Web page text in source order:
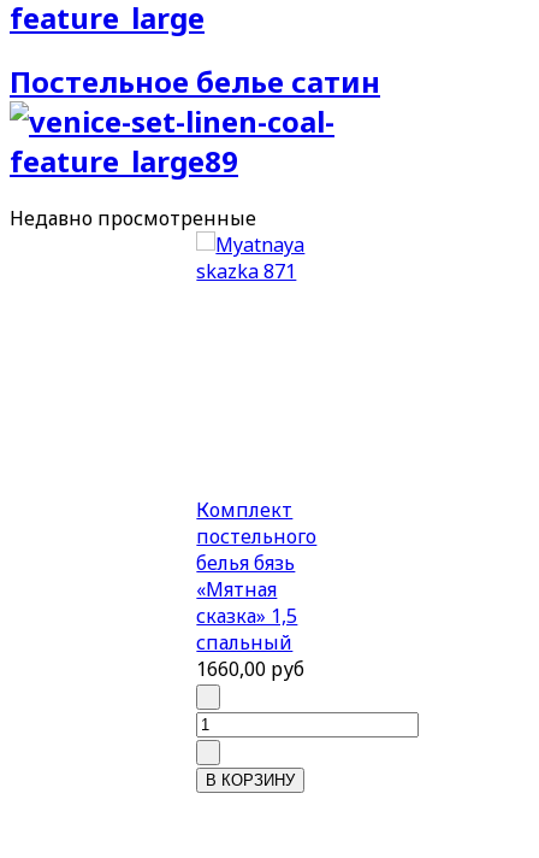
Постельное белье сатин
Недавно просмотренные
Комплект
постельного
белья бязь
«Мятная
сказка» 1,5
спальный
1660,00 руб